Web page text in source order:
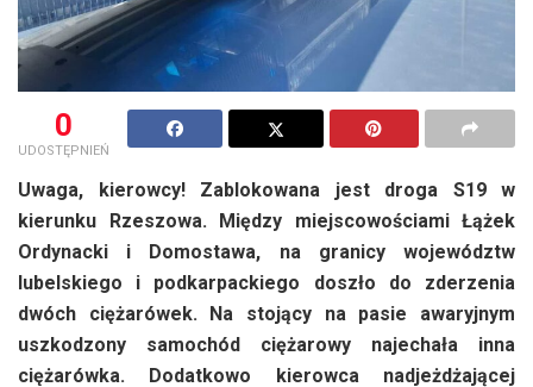
0
UDOSTĘPNIEŃ
Uwaga, kierowcy! Zablokowana jest droga S19 w
kierunku Rzeszowa. Między miejscowościami Łążek
Ordynacki i Domostawa, na granicy województw
lubelskiego i podkarpackiego doszło do zderzenia
dwóch ciężarówek. Na stojący na pasie awaryjnym
uszkodzony samochód ciężarowy najechała inna
ciężarówka. Dodatkowo kierowca nadjeżdżającej